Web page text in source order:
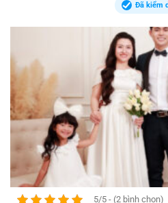
Đã kiểm
5/5 - (2 bình chọn)